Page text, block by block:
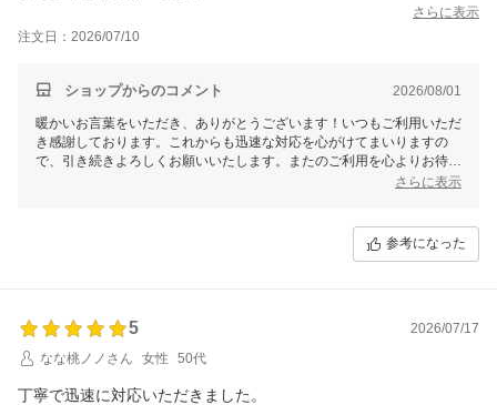
さらに表示
注文日：2026/07/10
ショップからのコメント 2026/08/01
暖かいお言葉をいただき、ありがとうございます！いつもご利用いただ
き感謝しております。これからも迅速な対応を心がけてまいりますの
で、引き続きよろしくお願いいたします。またのご利用を心よりお待ち
さらに表示
参考になった
5
2026/07/17
なな桃ノノさん
女性 50代
丁寧で迅速に対応いただきました。